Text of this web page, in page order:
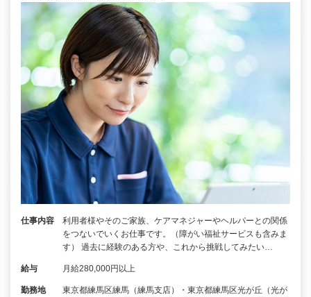
仕事内容
利用者様やそのご家族、ケアマネジャーやヘルパーとの関係
をつないでいくお仕事です。（障がい福祉サービスも含みま
す） 過去に経験のある方や、これから挑戦してみたい…
給与 月給280,000円以上
勤務地
東京都練馬区練馬（練馬支店）・東京都練馬区光が丘（光が